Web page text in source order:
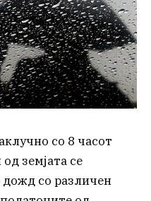
со 8 часот
земјата се
со различен